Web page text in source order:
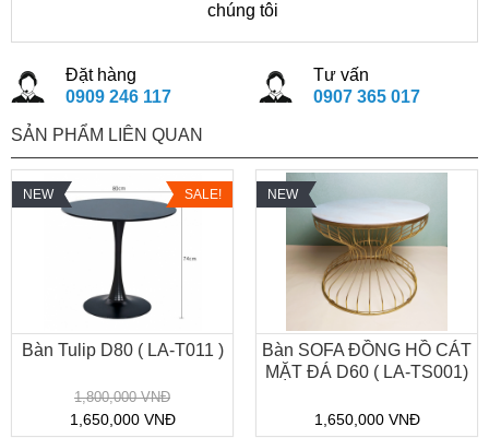
chúng tôi
Đặt hàng
0909 246 117
Tư vấn
0907 365 017
SẢN PHẨM LIÊN QUAN
NEW SALE!
Bàn Tulip D80 ( LA-T011 )
1,800,000 VNĐ
1,650,000 VNĐ
NEW
Bàn SOFA ĐỒNG HỒ CÁT
MẶT ĐÁ D60 ( LA-TS001)
1,650,000 VNĐ